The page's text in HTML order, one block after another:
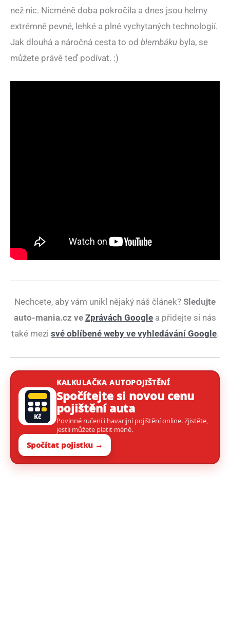
než nic. Nicméně doba pokročila a dnes jsou helmy
extrémně pevné, lehké a plné vychytaných technologií.
Jak dlouhá a náročná cesta to od blembáku byla, se
můžete právě teď podívat. :)
Nechcete, aby vám unikl nějaký náš článek? Sledujte
auto-mania.cz ve Zprávách Google a přidejte si nás
také mezi své oblíbené weby ve vyhledávání Google.
Kč
KALKULAČKA AUTOPOJIŠTĚNÍ
Spočítejte si novou cenu
pojištění auta
Povinné ručení i havarijní pojištění online. Zjistěte,
jestli můžete platit méně.
Spočítat pojistku →